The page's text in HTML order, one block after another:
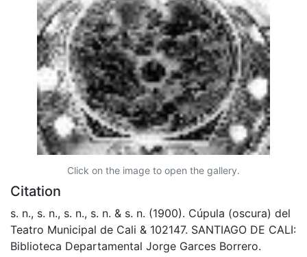
Click on the image to open the gallery.
Citation
s. n., s. n., s. n., s. n. & s. n. (1900). Cúpula (oscura) del
Teatro Municipal de Cali & 102147. SANTIAGO DE CALI:
Biblioteca Departamental Jorge Garces Borrero.